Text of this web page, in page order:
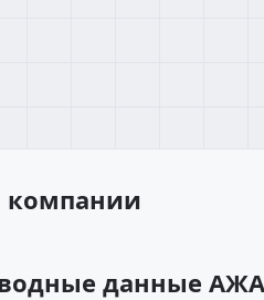
компании
данные